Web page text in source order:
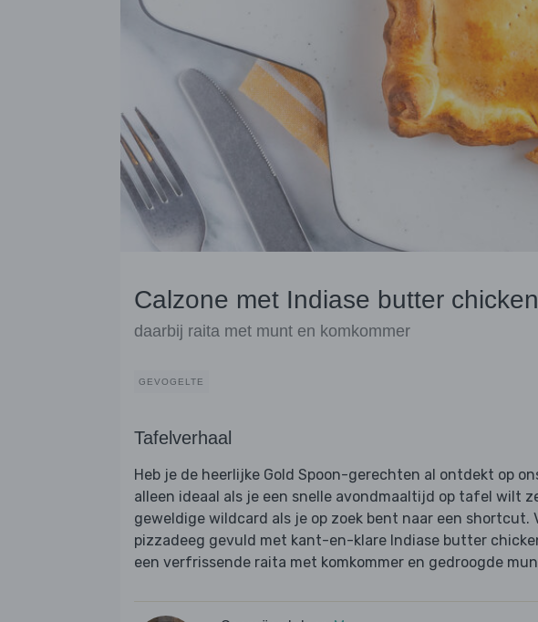
Calzone met Indiase butter chicken
daarbij raita met munt en komkommer
GEVOGELTE
Tafelverhaal
Heb je de heerlijke Gold Spoon-gerechten al ontdekt op
alleen ideaal als je een snelle avondmaaltijd op tafel wilt
geweldige wildcard als je op zoek bent naar een shortcut.
pizzadeeg gevuld met kant-en-klare Indiase butter
een verfrissende raita met komkommer en gedroogde